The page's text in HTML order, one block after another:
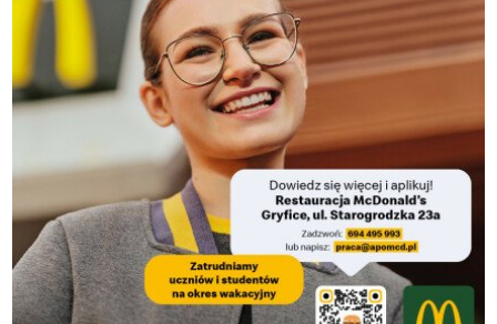
REDAKCJA
REGULAMIN